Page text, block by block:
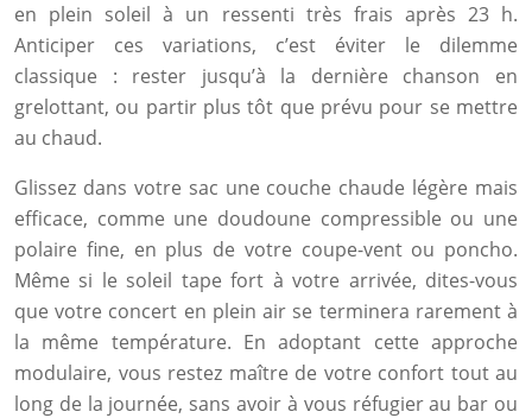
en plein soleil à un ressenti très frais après 23 h.
Anticiper ces variations, c’est éviter le dilemme
classique : rester jusqu’à la dernière chanson en
grelottant, ou partir plus tôt que prévu pour se mettre
au chaud.
Glissez dans votre sac une couche chaude légère mais
efficace, comme une doudoune compressible ou une
polaire fine, en plus de votre coupe-vent ou poncho.
Même si le soleil tape fort à votre arrivée, dites-vous
que votre concert en plein air se terminera rarement à
la même température. En adoptant cette approche
modulaire, vous restez maître de votre confort tout au
long de la journée, sans avoir à vous réfugier au bar ou